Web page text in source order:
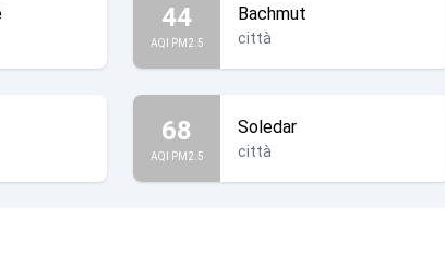
44
AQI PM2.5
Bachmut
città
68
AQI PM2.5
Soledar
città